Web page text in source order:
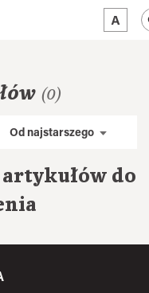
(0)
Od najstarszego
do